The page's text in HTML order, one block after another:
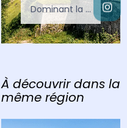
Dominant la cluse de Pontarlier, dans le Doubs, le château de Joux veille sur le massif du Jura depuis près de mille ans. Forteresse stratégique, il retrace l’histoire des grandes…
À découvrir dans la
même région